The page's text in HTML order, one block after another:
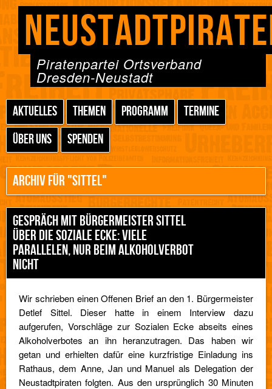
Piratenpartei Ortsverband
Dresden-Neustadt
AKTUELLES THEMEN PROGRAMM
TERMINE
ÜBER UNS
SPENDEN
ARCHIV FÜR "SITTEL"
GESPRÄCH MIT BÜRGERMEISTER SITTEL
ÜBER DIE SOZIALE ECKE: VIELE
PARALLELEN, NUR BEIM ALKOHOLVERBOT
NICHT
Wir schrieben einen Offenen Brief an den 1. Bürgermeister
Detlef Sittel. Dieser hatte in einem Interview dazu
aufgerufen, Vorschläge zur Sozialen Ecke abseits eines
Alkoholverbotes an ihn heranzutragen. Das haben wir
getan und erhielten dafür eine kurzfristige Einladung ins
Rathaus, dem Anne, Jan und Manuel als Delegation der
Neustadtpiraten folgten. Aus den ursprünglich 30 Minuten